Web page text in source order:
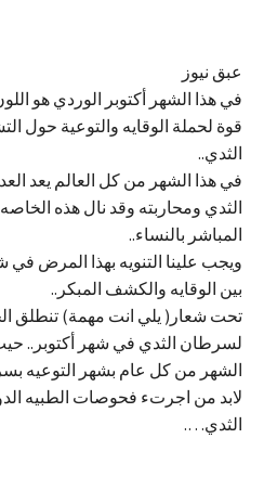
عبق نيوز
في هذا الشهر أكتوبر الوردي هو
قوة لحملة الوقايه والتوعية حول
الثدي..
في هذا الشهر من كل العالم يعد
الثدي ومحاربته وقد نال هذه
المباشر بالنساء..
ويجب علينا التنويه بهذا المرض في
بين الوقايه والكشف المبكر..
تحت شعار( يلي انت مهمة) تنطلق
لسرطان الثدي في شهر أكتوبر..
الشهر من كل عام بشهر التوعيه
لابد من اجرتء فحوصات الطبيه
الثدي….